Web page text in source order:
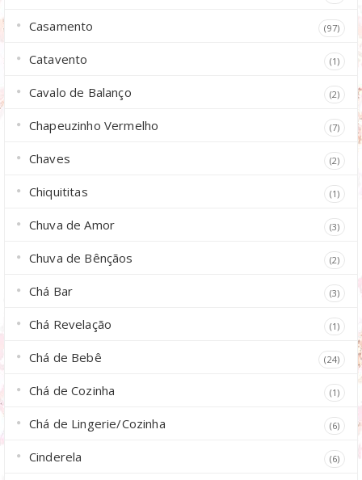
Casamento (97)
Catavento (1)
Cavalo de Balanço (2)
Chapeuzinho Vermelho (7)
Chaves (2)
Chiquititas (1)
Chuva de Amor (3)
Chuva de Bênçãos (2)
Chá Bar (3)
Chá Revelação (1)
Chá de Bebê (24)
Chá de Cozinha (1)
Chá de Lingerie/Cozinha (6)
Cinderela (6)